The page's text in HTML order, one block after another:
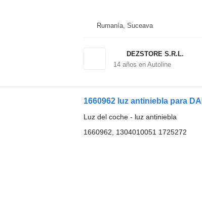
Rumanía, Suceava
DEZSTORE S.R.L.
14años en Autoline
1660962 luz antiniebla para
Luz del coche - luz antiniebla
1660962, 1304010051 1725272